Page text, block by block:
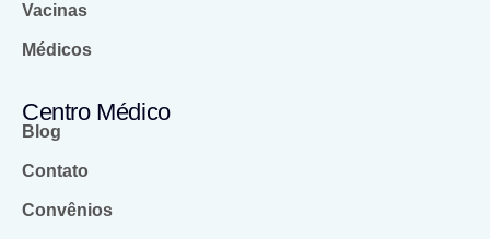
Vacinas
Médicos
Centro Médico
Blog
Contato
Convênios